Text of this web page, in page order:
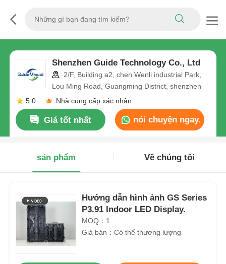
Shenzhen Guide Technology Co., Ltd
2/F, Building a2, chen Wenli industrial Park,
Lou Ming Road, Guangming District, shenzhen
5.0
Nhà cung cấp xác nhận
Giá tốt nhất nói chuyện ngay.
sản phẩm Về chúng tôi
Hướng dẫn hình ảnh GS Series
P3.91 Indoor LED Display.
MOQ：1
Giá bán：Có thể thương lượng